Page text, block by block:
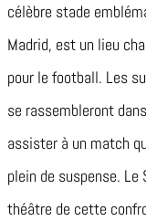
célèbre stade
Madrid, est un lieu
pour le football. Les
se rassembleront
assister à un match
plein de suspense. Le
théâtre de cette